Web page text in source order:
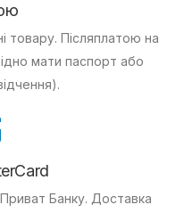
товару. Післяплатою на
мати паспорт або
Банку. Доставка